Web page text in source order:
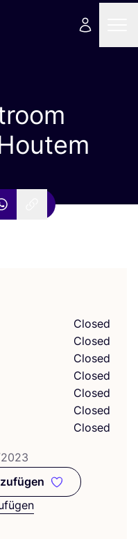
Closed
Closed
Closed
Closed
Closed
Closed
Closed
2023
Favoriten